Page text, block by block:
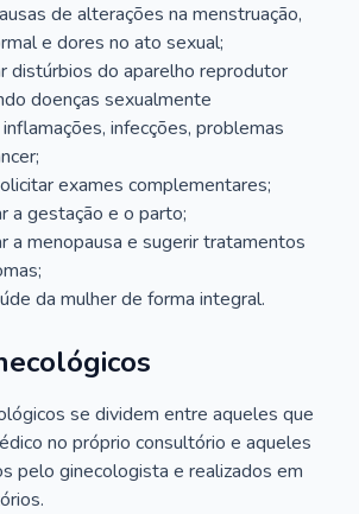
de alterações na menstruação,
e dores no ato sexual;
distúrbios do aparelho reprodutor
doenças sexualmente
infecções, problemas
exames complementares;
a gestação e o parto;
a menopausa e sugerir tratamentos
da mulher de forma integral.
se dividem entre aqueles que
no próprio consultório e aqueles
pelo ginecologista e realizados em